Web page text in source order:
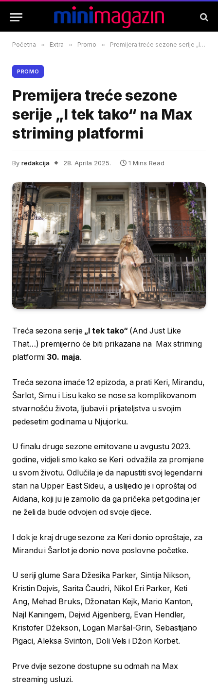
Početna » Extra » Promo » Premijera treće sezone serije „I tek tako“ na Max striming platformi
PROMO
Premijera treće sezone
serije „I tek tako“ na Max
striming platformi
By redakcija 28. Aprila 2025. 1 Mins Read
Treća sezona serije „I tek tako“ (And Just Like
That…) premijerno će biti prikazana na Max striming
platformi 30. maja.
Treća sezona imaće 12 epizoda, a prati Keri, Mirandu,
Šarlot, Simu i Lisu kako se nose sa komplikovanom
stvarnošću života, ljubavi i prijateljstva u svojim
pedesetim godinama u Njujorku.
U finalu druge sezone emitovane u avgustu 2023.
godine, vidjeli smo kako se Keri odvažila za promjene
u svom životu. Odlučila je da napustiti svoj legendarni
stan na Upper East Sideu, a uslijedio je i oproštaj od
Aidana, koji ju je zamolio da ga pričeka pet godina jer
ne želi da bude odvojen od svoje djece.
I dok je kraj druge sezone za Keri donio oproštaje, za
Mirandu i Šarlot je donio nove poslovne početke.
U seriji glume Sara Džesika Parker, Sintija Nikson,
Kristin Dejvis, Sarita Čaudri, Nikol Eri Parker, Keti
Ang, Mehad Bruks, Džonatan Kejk, Mario Kanton,
Najl Kaningem, Dejvid Ajgenberg, Evan Hendler,
Kristofer Džekson, Logan Maršal-Grin, Sebastijano
Pigaci, Aleksa Svinton, Doli Vels i Džon Korbet.
Prve dvije sezone dostupne su odmah na Max
streaming usluzi.